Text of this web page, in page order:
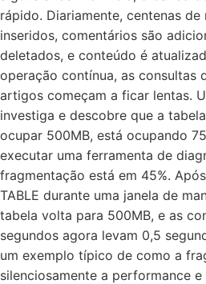
rápido. Diariamente, centenas
inseridos, comentários são
deletados, e conteúdo é
operação contínua, as consultas
artigos começam a ficar lentas.
investiga e descobre que a
ocupar 500MB, está ocupando
executar uma ferramenta de
fragmentação está em 45%.
TABLE durante uma janela de
tabela volta para 500MB, e as
segundos agora levam 0,5
um exemplo típico de como a
silenciosamente a performance